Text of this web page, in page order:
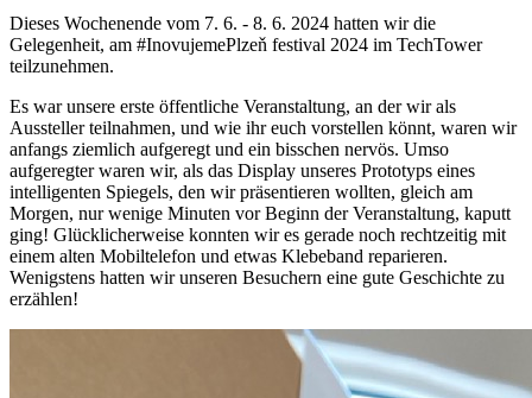
Dieses Wochenende vom 7. 6. - 8. 6. 2024 hatten wir die
Gelegenheit, am #InovujemePlzeň festival 2024 im TechTower
teilzunehmen.
Es war unsere erste öffentliche Veranstaltung, an der wir als
Aussteller teilnahmen, und wie ihr euch vorstellen könnt, waren wir
anfangs ziemlich aufgeregt und ein bisschen nervös. Umso
aufgeregter waren wir, als das Display unseres Prototyps eines
intelligenten Spiegels, den wir präsentieren wollten, gleich am
Morgen, nur wenige Minuten vor Beginn der Veranstaltung, kaputt
ging! Glücklicherweise konnten wir es gerade noch rechtzeitig mit
einem alten Mobiltelefon und etwas Klebeband reparieren.
Wenigstens hatten wir unseren Besuchern eine gute Geschichte zu
erzählen!